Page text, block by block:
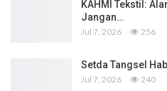
KAHMI Tekstil:
Jangan…
Jul 7, 2026 256
Setda Tangsel
Jul 7, 2026 240